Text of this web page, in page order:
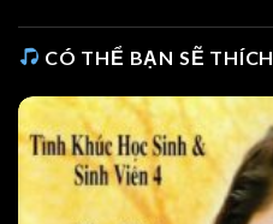
CÓ THỂ BẠN SẼ THÍCH